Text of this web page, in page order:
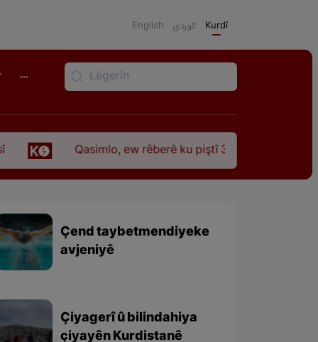
English كوردی Kurdî
Qasimlo, ew rêberê ku piştî 35 sal ji şehîdbûna wî
Çend taybetmendiyeke
avjeniyê
Çiyagerî û bilindahiya
çiyayên Kurdistanê